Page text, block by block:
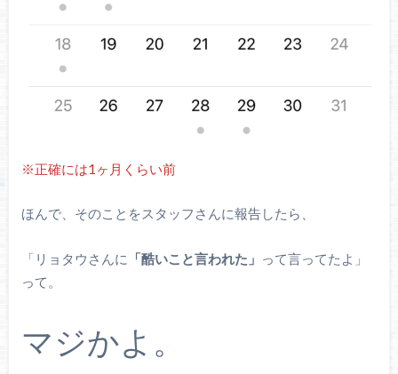
※正確には1ヶ月くらい前
ほんで、そのことをスタッフさんに報告したら、
「リョタウさんに 「酷いこと言われた」 って言ってたよ」
って。
マジかよ。